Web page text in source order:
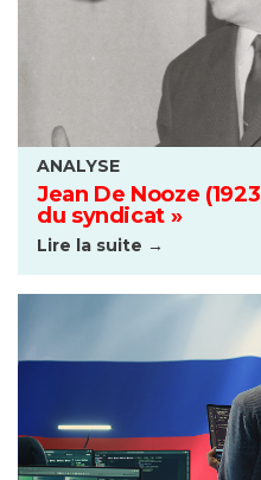
ANALYSE
Jean De Nooze
du syndicat »
Lire la suite →